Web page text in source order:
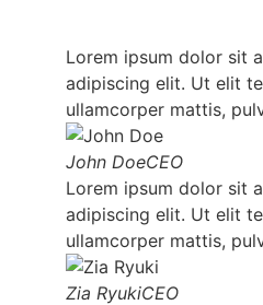
Lorem ipsum dolor sit
adipiscing elit. Ut elit
ullamcorper mattis,
John DoeCEO
Lorem ipsum dolor sit
adipiscing elit. Ut elit
ullamcorper mattis,
Zia RyukiCEO